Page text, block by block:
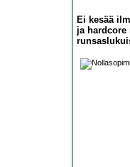
Ei kesää
ja